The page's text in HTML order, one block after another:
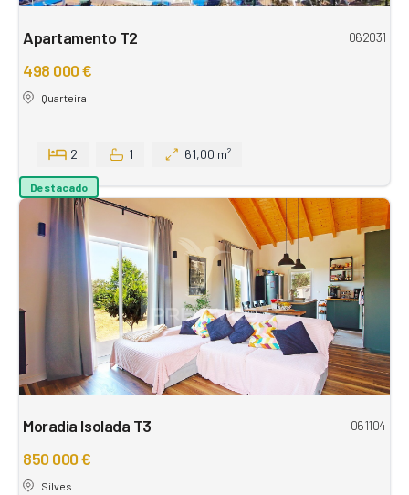
Apartamento T2 062031
498 000 €
Quarteira
2 1 61,00 m²
Destacado
Moradia Isolada T3 061104
850 000 €
Silves